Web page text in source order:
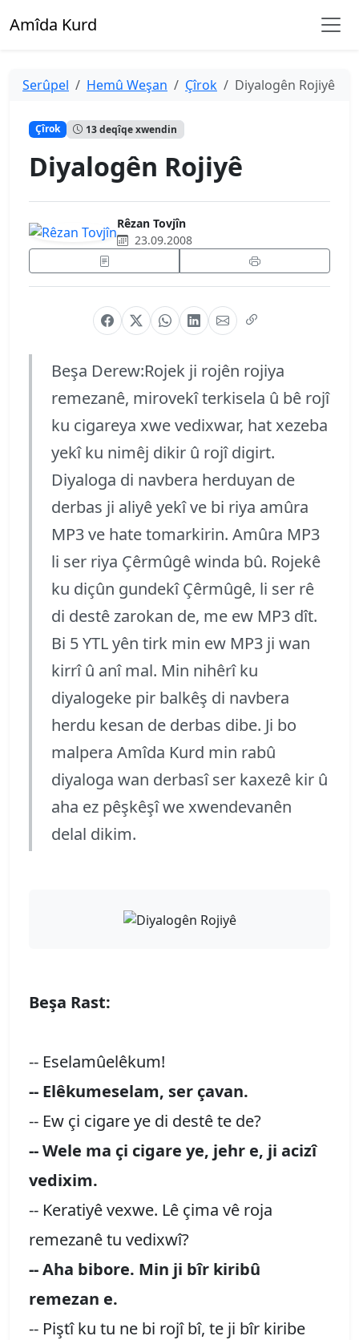
Amîda Kurd
Serûpel Hemû Weşan Çîrok Diyalogên Rojiyê
Çîrok 13 deqîqe xwendin
Diyalogên Rojiyê
Rêzan Tovjîn
23.09.2008
Beşa Derew:Rojek ji rojên rojiya
remezanê, mirovekî terkisela û bê rojî
ku cigareya xwe vedixwar, hat xezeba
yekî ku nimêj dikir û rojî digirt.
Diyaloga di navbera herduyan de
derbas ji aliyê yekî ve bi riya amûra
MP3 ve hate tomarkirin. Amûra MP3
li ser riya Çêrmûgê winda bû. Rojekê
ku diçûn gundekî Çêrmûgê, li ser rê
di destê zarokan de, me ew MP3 dît.
Bi 5 YTL yên tirk min ew MP3 ji wan
kirrî û anî mal. Min nihêrî ku
diyalogeke pir balkêş di navbera
herdu kesan de derbas dibe. Ji bo
malpera Amîda Kurd min rabû
diyaloga wan derbasî ser kaxezê kir û
aha ez pêşkêşî we xwendevanên
delal dikim.
Beşa Rast:
-- Eselamûelêkum!
-- Elêkumeselam, ser çavan.
-- Ew çi cigare ye di destê te de?
-- Wele ma çi cigare ye, jehr e, ji acizî
vedixim.
-- Keratiyê vexwe. Lê çima vê roja
remezanê tu vedixwî?
-- Aha bibore. Min ji bîr kiribû
remezan e.
-- Piştî ku tu ne bi rojî bî, te ji bîr kiribe